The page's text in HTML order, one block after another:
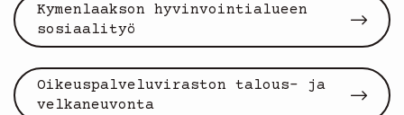
Kymenlaakson hyvinvointialueen
sosiaalityö
Oikeuspalveluviraston talous- ja
velkaneuvonta